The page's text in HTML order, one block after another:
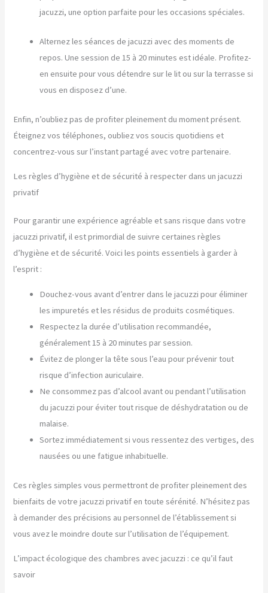
jacuzzi, une option parfaite pour les occasions spéciales.
Alternez les séances de jacuzzi avec des moments de
repos. Une session de 15 à 20 minutes est idéale. Profitez-
en ensuite pour vous détendre sur le lit ou sur la terrasse si
vous en disposez d’une.
Enfin, n’oubliez pas de profiter pleinement du moment présent.
Éteignez vos téléphones, oubliez vos soucis quotidiens et
concentrez-vous sur l’instant partagé avec votre partenaire.
Les règles d’hygiène et de sécurité à respecter dans un jacuzzi
privatif
Pour garantir une expérience agréable et sans risque dans votre
jacuzzi privatif, il est primordial de suivre certaines règles
d’hygiène et de sécurité. Voici les points essentiels à garder à
l’esprit :
Douchez-vous avant d’entrer dans le jacuzzi pour éliminer
les impuretés et les résidus de produits cosmétiques.
Respectez la durée d’utilisation recommandée,
généralement 15 à 20 minutes par session.
Évitez de plonger la tête sous l’eau pour prévenir tout
risque d’infection auriculaire.
Ne consommez pas d’alcool avant ou pendant l’utilisation
du jacuzzi pour éviter tout risque de déshydratation ou de
malaise.
Sortez immédiatement si vous ressentez des vertiges, des
nausées ou une fatigue inhabituelle.
Ces règles simples vous permettront de profiter pleinement des
bienfaits de votre jacuzzi privatif en toute sérénité. N’hésitez pas
à demander des précisions au personnel de l’établissement si
vous avez le moindre doute sur l’utilisation de l’équipement.
L’impact écologique des chambres avec jacuzzi : ce qu’il faut
savoir